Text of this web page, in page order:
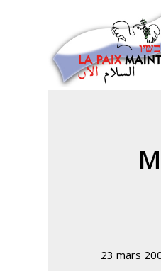
23 mars